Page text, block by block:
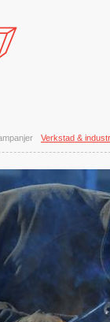
Verkstad &